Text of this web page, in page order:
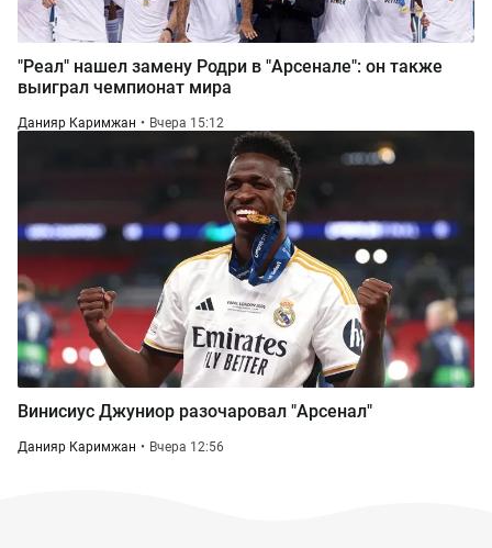
"Реал" нашел замену Родри в "Арсенале": он также
выиграл чемпионат мира
Данияр Каримжан Вчера 15:12
Винисиус Джуниор разочаровал "Арсенал"
Данияр Каримжан Вчера 12:56